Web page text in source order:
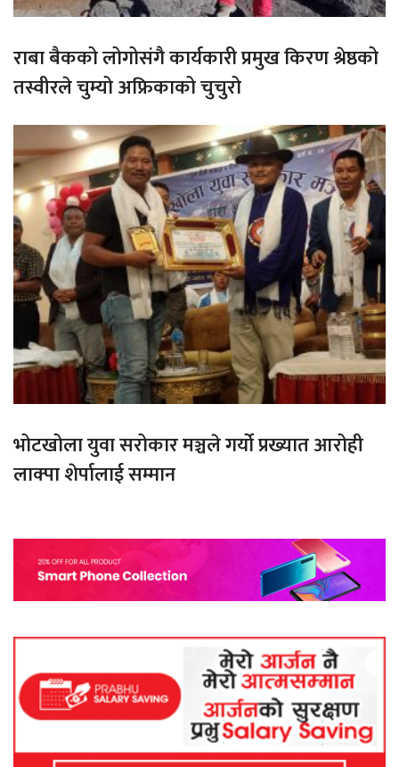
राबा बैकको लोगोसंगै कार्यकारी प्रमुख किरण श्रेष्ठको
तस्वीरले चुम्यो अफ्रिकाको चुचुरो
भोटखोला युवा सरोकार मञ्चले गर्यो प्रख्यात आरोही
लाक्पा शेर्पालाई सम्मान